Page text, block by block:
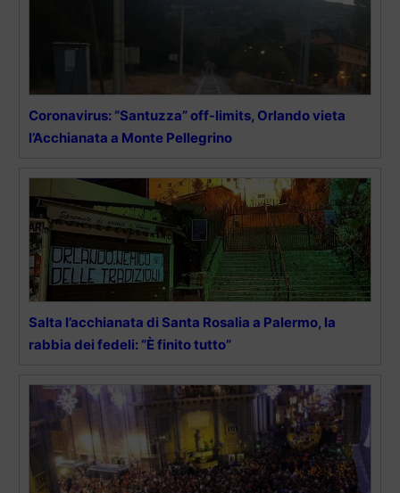
Coronavirus: “Santuzza” off-limits, Orlando vieta
l’Acchianata a Monte Pellegrino
Salta l’acchianata di Santa Rosalia a Palermo, la
rabbia dei fedeli: “È finito tutto”